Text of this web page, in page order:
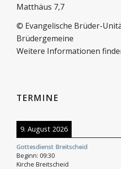
Matthäus 7,7
© Evangelische Brüder-
Brüdergemeine
Weitere Informationen
TERMINE
9. August 2026
Gottesdienst Breitscheid
Beginn: 09:30
Kirche Breitscheid